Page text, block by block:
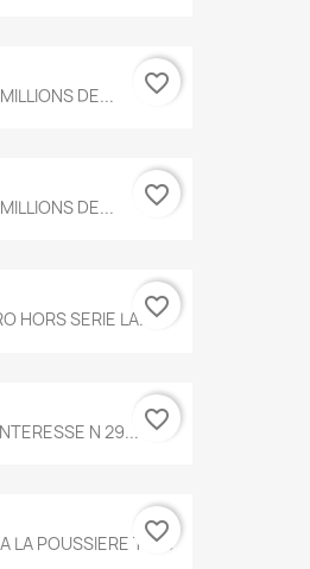
DE... favorite_border
DE... favorite_border
HORS SERIE LA...favorite_border
N 29... favorite_border
LA POUSSIERE T.778
favorite_border